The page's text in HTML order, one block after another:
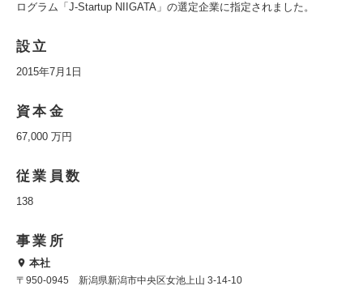
ログラム「J-Startup NIIGATA」の選定企業に指定されました。
設立
2015年7月1日
資本金
67,000 万円
従業員数
138
事業所
本社
〒950-0945 新潟県新潟市中央区女池上山 3-14-10